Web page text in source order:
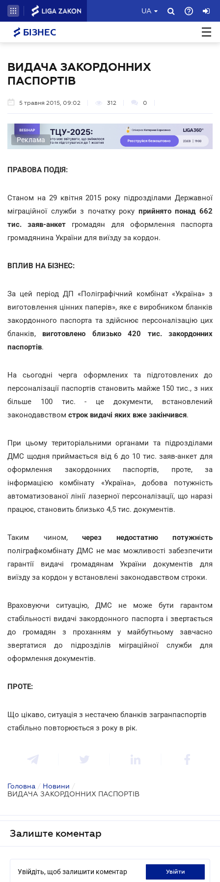
UA
БІЗНЕС
ВИДАЧА ЗАКОРДОННИХ
ПАСПОРТІВ
5 травня 2015, 09:02 312 0
Реклама
ПРАВОВА ПОДІЯ:
Станом на 29 квітня 2015 року підрозділами Державної
міграційної служби з початку року прийнято понад 662
тис. заяв-анкет громадян для оформлення паспорта
громадянина України для виїзду за кордон.
ВПЛИВ НА БІЗНЕС:
За цей період ДП «Поліграфічний комбінат «Україна» з
виготовлення цінних паперів», яке є виробником бланків
закордонного паспорта та здійснює персоналізацію цих
бланків, виготовлено близько 420 тис. закордонних
паспортів.
На сьогодні черга оформлених та підготовлених до
персоналізації паспортів становить майже 150 тис., з них
більше 100 тис. - це документи, встановлений
законодавством строк видачі яких вже закінчився.
При цьому територіальними органами та підрозділами
ДМС щодня приймається від 6 до 10 тис. заяв-анкет для
оформлення закордонних паспортів, проте, за
інформацією комбінату «Україна», добова потужність
автоматизованої лінії лазерної персоналізації, що наразі
працює, становить близько 4,5 тис. документів.
Таким чином, через недостатню потужність
поліграфкомбінату ДМС не має можливості забезпечити
гарантії видачі громадянам України документів для
виїзду за кордон у встановлені законодавством строки.
Враховуючи ситуацію, ДМС не може бути гарантом
стабільності видачі закордонного паспорта і звертається
до громадян з проханням у майбутньому завчасно
звертатися до підрозділів міграційної служби для
оформлення документів.
ПРОТЕ:
Що цікаво, ситуація з нестачею бланків загранпаспортів
стабільно повторюється з року в рік.
Головна / Новини /
ВИДАЧА ЗАКОРДОННИХ ПАСПОРТІВ
Залиште коментар
Увійдіть, щоб залишити коментар увійти